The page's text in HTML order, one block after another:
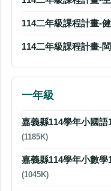
114二年級課程計畫-
114二年級課程計畫-
一年級
嘉義縣114學年小國
(1185K)
嘉義縣114學年小數
(1045K)